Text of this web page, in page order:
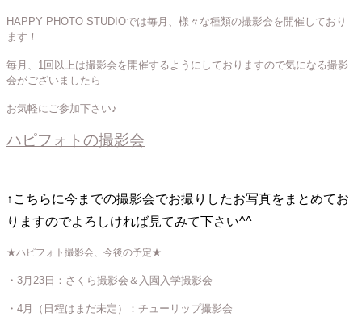
HAPPY PHOTO STUDIOでは毎月、様々な種類の撮影会を開催しており
ます！
毎月、1回以上は撮影会を開催するようにしておりますので気になる撮影
会がございましたら
お気軽にご参加下さい♪
ハピフォトの撮影会
↑こちらに今までの撮影会でお撮りしたお写真をまとめてお
りますのでよろしければ見てみて下さい^^
★ハピフォト撮影会、今後の予定★
・3月23日：さくら撮影会＆入園入学撮影会
・4月（日程はまだ未定）：チューリップ撮影会